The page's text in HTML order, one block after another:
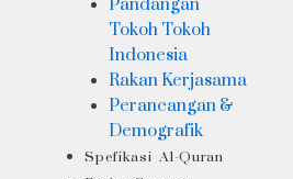
Pandangan
Tokoh Tokoh
Indonesia
Rakan Kerjasama
Perancangan &
Demografik
Spefikasi Al-Quran